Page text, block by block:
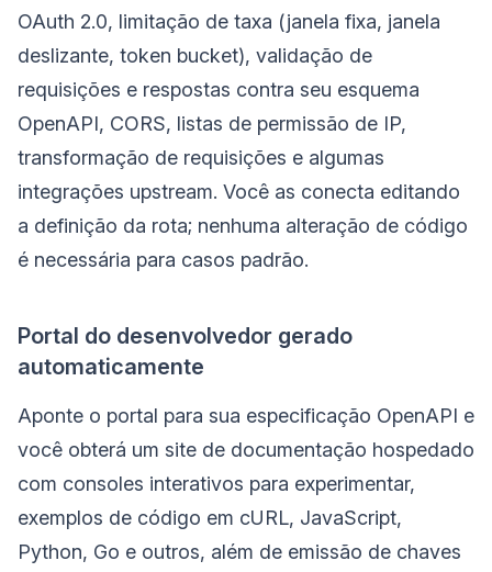
OAuth 2.0, limitação de taxa (janela fixa, janela
deslizante, token bucket), validação de
requisições e respostas contra seu esquema
OpenAPI, CORS, listas de permissão de IP,
transformação de requisições e algumas
integrações upstream. Você as conecta editando
a definição da rota; nenhuma alteração de código
é necessária para casos padrão.
Portal do desenvolvedor gerado
automaticamente
Aponte o portal para sua especificação OpenAPI e
você obterá um site de documentação hospedado
com consoles interativos para experimentar,
exemplos de código em cURL, JavaScript,
Python, Go e outros, além de emissão de chaves